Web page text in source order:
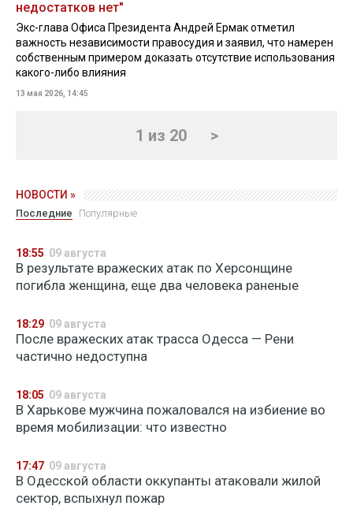
недостатков нет"
Экс-глава Офиса Президента Андрей Ермак отметил
важность независимости правосудия и заявил, что намерен
собственным примером доказать отсутствие использования
какого-либо влияния
13 мая 2026, 14:45
1 из 20 >
НОВОСТИ »
Последние Популярные
18:55 09 августа
В результате вражеских атак по Херсонщине
погибла женщина, еще два человека раненые
18:29 09 августа
После вражеских атак трасса Одесса — Рени
частично недоступна
18:05 09 августа
В Харькове мужчина пожаловался на избиение во
время мобилизации: что известно
17:47 09 августа
В Одесской области оккупанты атаковали жилой
сектор, вспыхнул пожар